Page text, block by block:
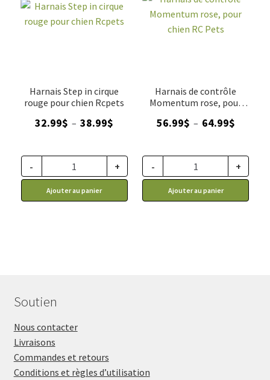
Harnais Step in cirque
rouge pour chien Rcpets
32.99$ – 38.99$
32.99$
à
- +
Ajouter au panier
Harnais de contrôle
Momentum rose, pour
56.99$ – 64.99$Plage
56.99$
à
- +
Ajouter au panier
Soutien
Nous contacter
Livraisons
Commandes et retours
Conditions et règles d’utilisation